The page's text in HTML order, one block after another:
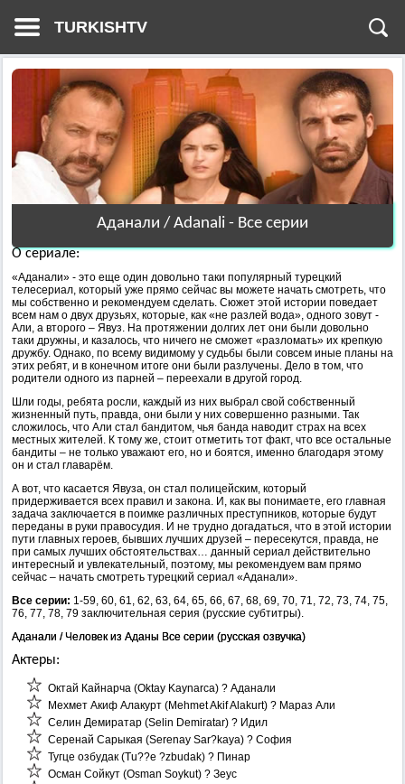
TURKISHTV
Аданали / Adanali - Все серии
О сериале:
«Аданали» - это еще один довольно таки популярный турецкий
телесериал, который уже прямо сейчас вы можете начать смотреть, что
мы собственно и рекомендуем сделать. Сюжет этой истории поведает
всем нам о двух друзьях, которые, как «не разлей вода», одного зовут -
Али, а второго – Явуз. На протяжении долгих лет они были довольно
таки дружны, и казалось, что ничего не сможет «разломать» их крепкую
дружбу. Однако, по всему видимому у судьбы были совсем иные планы на
этих ребят, и в конечном итоге они были разлучены. Дело в том, что
родители одного из парней – переехали в другой город.
Шли годы, ребята росли, каждый из них выбрал свой собственный
жизненный путь, правда, они были у них совершенно разными. Так
сложилось, что Али стал бандитом, чья банда наводит страх на всех
местных жителей. К тому же, стоит отметить тот факт, что все остальные
бандиты – не только уважают его, но и боятся, именно благодаря этому
он и стал главарём.
А вот, что касается Явуза, он стал полицейским, который
придерживается всех правил и закона. И, как вы понимаете, его главная
задача заключается в поимке различных преступников, которые будут
переданы в руки правосудия. И не трудно догадаться, что в этой истории
пути главных героев, бывших лучших друзей – пересекутся, правда, не
при самых лучших обстоятельствах… данный сериал действительно
интересный и увлекательный, поэтому, мы рекомендуем вам прямо
сейчас – начать смотреть турецкий сериал «Аданали».
Все серии: 1-59, 60, 61, 62, 63, 64, 65, 66, 67, 68, 69, 70, 71, 72, 73, 74, 75,
76, 77, 78, 79 заключительная серия (русские субтитры).
Аданали / Человек из Аданы Все серии (русская озвучка)
Актеры:
Октай Кайнарча (Oktay Kaynarca) ? Аданали
Мехмет Акиф Алакурт (Mehmet Akif Alakurt) ? Мараз Али
Селин Демиратар (Selin Demiratar) ? Идил
Серенай Сарыкая (Serenay Sar?kaya) ? София
Тугце озбудак (Tu??e ?zbudak) ? Пинар
Осман Сойкут (Osman Soykut) ? Зеус